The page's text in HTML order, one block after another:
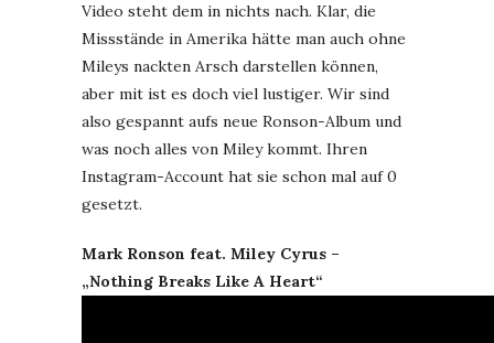
Video steht dem in nichts nach. Klar, die
Missstände in Amerika hätte man auch ohne
Mileys nackten Arsch darstellen können,
aber mit ist es doch viel lustiger. Wir sind
also gespannt aufs neue Ronson-Album und
was noch alles von Miley kommt. Ihren
Instagram-Account hat sie schon mal auf 0
gesetzt.
Mark Ronson feat. Miley Cyrus –
„Nothing Breaks Like A Heart“